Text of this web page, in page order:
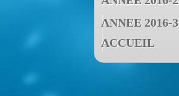
ANNEE 2016-3
ACCUEIL